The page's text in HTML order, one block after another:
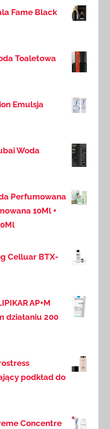
Fame Black
Toaletowa
Emulsja
Woda
Perfumowana
10Ml +
Celluar BTX-
AP+M
działaniu 200
podkład do
Concentre